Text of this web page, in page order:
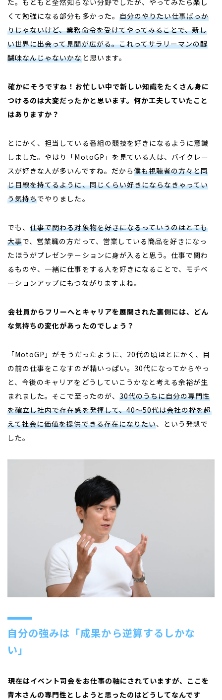
くて勉強になる部分も多かった。 自分のやりたい仕事ばっか
りじゃないけど、業務命令を受けてやってみることで、新し
い世界に出会って見聞が広がる。これってサラリーマンの醍
醐味なんじゃないかなと思います。
――確かにそうですね！お忙しい中で新しい知識をたくさん身に
つけるのは大変だったかと思います。何か工夫していたこと
はありますか？
とにかく、担当している番組の競技を好きになるように意識
しました。やはり「MotoGP 」を見ている人は、バイクレー
スが好きな人が多いんですね。だから僕も視聴者の方々と同
じ目線を持てるように、同じくらい好きにならなきゃってい
う気持ちでやりました。
でも、仕事で関わる対象物を好きになるっていうのはとても
大事で、営業職の方だって、営業している商品を好きになっ
たほうがプレゼンテーションに身が入ると思う。仕事で関わ
るものや、一緒に仕事をする人を好きになることで、モチベ
ーションアップにもつながりますよね。
――会社員からフリーへとキャリアを展開された裏側には、どん
な気持ちの変化があったのでしょう？
「MotoGP 」がそうだったように、 20代の頃はとにかく、目
の前の仕事をこなすのが精いっぱい。 30代になってからやっ
と、今後のキャリアをどうしていこうかなと考える余裕が生
まれました。そこで至ったのが、 30代のうちに自分の専門性
を確立し社内で存在感を発揮して、40〜50代は会社の枠を超
えて社会に価値を提供できる存在になりたい、という発想で
した。
自分の強みは「成果から逆算するしかな
い」
――現在はイベント司会をお仕事の軸にされていますが、ここを
青木さんの専門性としようと思ったのはどうしてなんです